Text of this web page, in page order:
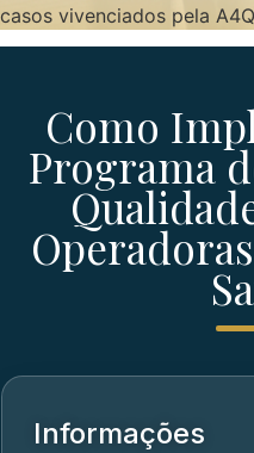
casos vivenciados pela
Como
Programa
Informações